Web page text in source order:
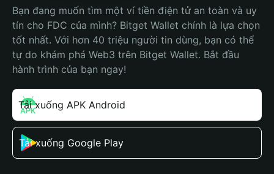
Bạn đang muốn tìm một ví tiền điện tử an toàn và uy
tín cho FDC của mình? Bitget Wallet chính là lựa chọn
tốt nhất. Với hơn 40 triệu người tin dùng, bạn có thể
tự do khám phá Web3 trên Bitget Wallet. Bắt đầu
hành trình của bạn ngay!
Tải xuống APK Android
Tải xuống Google Play